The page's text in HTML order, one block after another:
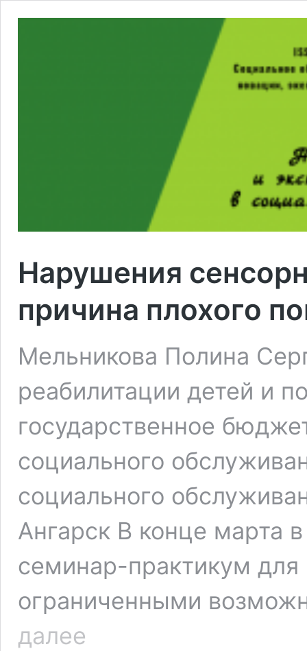
Нарушения
причина плохого
Мельникова Полина
реабилитации детей и
государственное
социального
социального
Ангарск В конце марта
семинар-практикум для
ограниченными
далее